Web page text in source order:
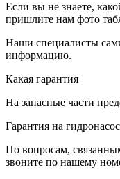
Если вы не знаете,
пришлите нам фото
Наши специалисты
информацию.
Какая гарантия
На запасные части
Гарантия на
По вопросам,
звоните по нашему